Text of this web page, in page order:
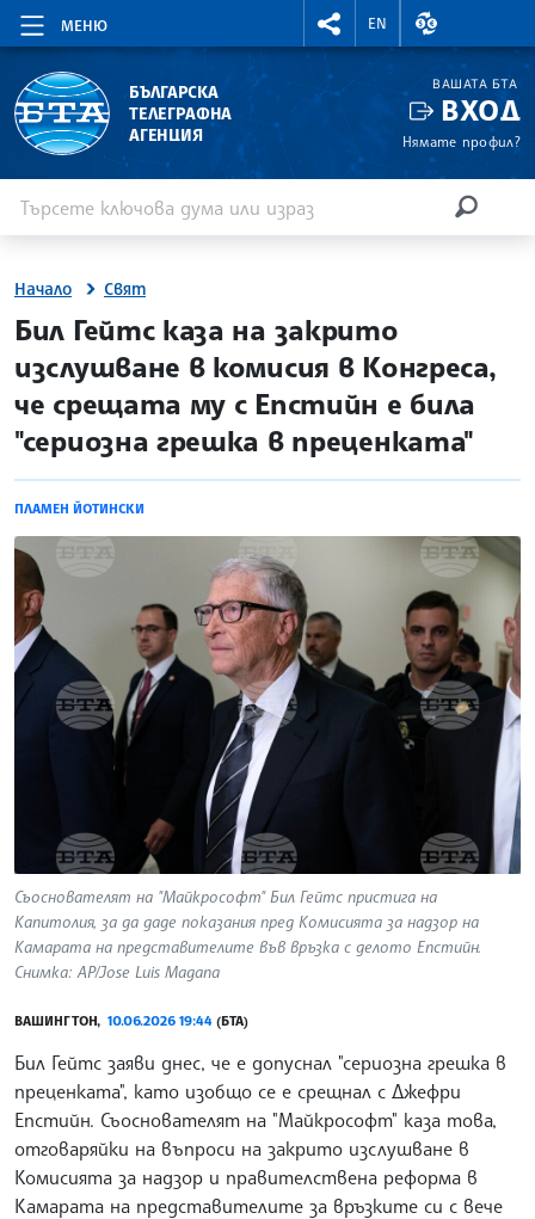
МЕНЮ
RIGHTMENU.SOCIAL
EN
ВАЛУТНИ
БЪЛГАРСКА
ТЕЛЕГРАФНА
АГЕНЦИЯ
ВАШАТА БТА
ВХОД
Нямате профил?
Начало Свят
site.bta
Бил Гейтс каза на закрито
изслушване в комисия в Конгреса,
че срещата му с Епстийн е била
"сериозна грешка в преценката"
ПЛАМЕН ЙОТИНСКИ
Съоснователят на "Майкрософт" Бил Гейтс пристига на
Капитолия, за да даде показания пред Комисията за надзор на
Камарата на представителите във връзка с делото Епстийн.
Снимка: AP/Jose Luis Magana
ВАШИНГТОН, 10.06.2026 19:44 (БТА)
Бил Гейтс заяви днес, че е допуснал "сериозна грешка в
преценката", като изобщо се е срещнал с Джефри
Епстийн. Съоснователят на "Майкрософт" каза това,
отговаряйки на въпроси на закрито изслушване в
Комисията за надзор и правителствена реформа в
Камарата на представителите за връзките си с вече